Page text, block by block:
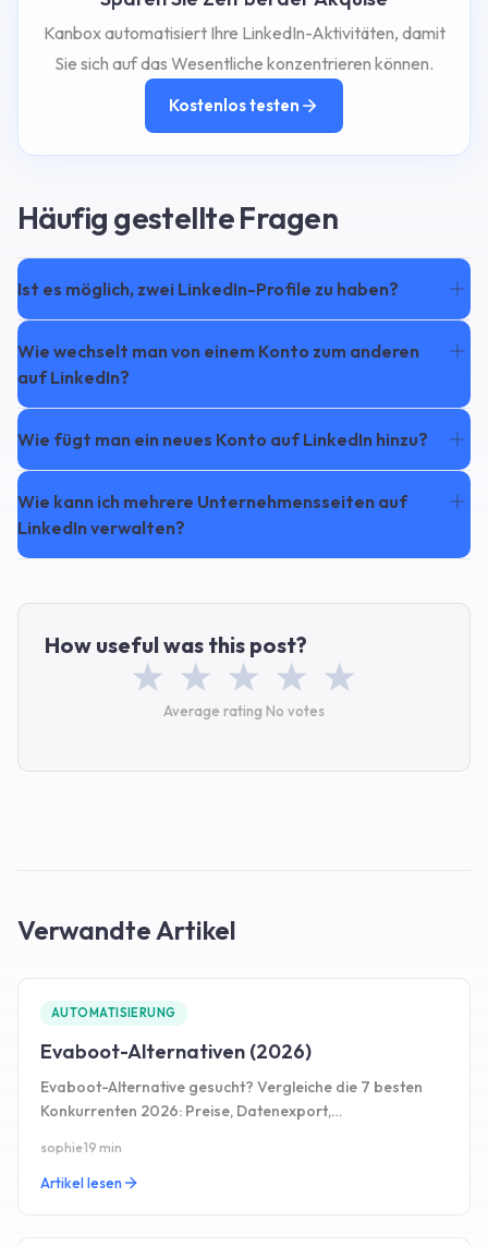
Kanbox automatisiert Ihre LinkedIn-Aktivitäten, damit
Sie sich auf das Wesentliche konzentrieren können.
Kostenlos testen
Häufig gestellte Fragen
Ist es möglich, zwei LinkedIn-Profile zu haben?
Wie wechselt man von einem Konto zum anderen
auf LinkedIn?
Wie fügt man ein neues Konto auf LinkedIn hinzu?
Wie kann ich mehrere Unternehmensseiten auf
LinkedIn verwalten?
How useful was this post?
Average rating No votes
Verwandte Artikel
AUTOMATISIERUNG
Evaboot-Alternativen (2026)
Evaboot-Alternative gesucht? Vergleiche die 7 besten
Konkurrenten 2026: Preise, Datenexport,
sophie·19 min
Artikel lesen